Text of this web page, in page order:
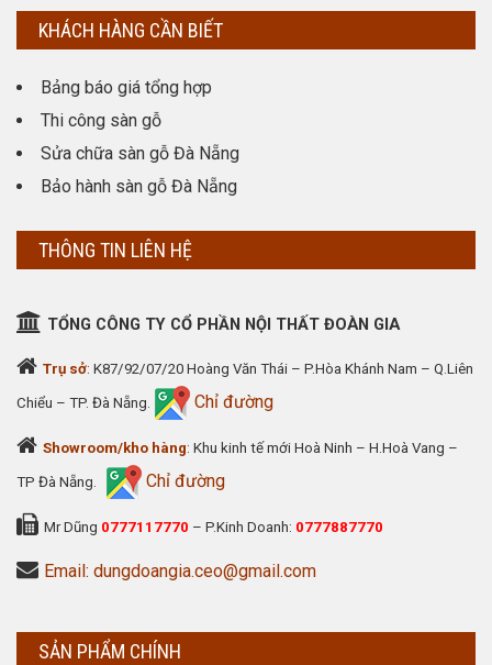
KHÁCH HÀNG CẦN BIẾT
Bảng báo giá tổng hợp
Thi công sàn gỗ
Sửa chữa sàn gỗ Đà Nẵng
Bảo hành sàn gỗ Đà Nẵng
THÔNG TIN LIÊN HỆ
TỔNG CÔNG TY CỔ PHẦN NỘI THẤT ĐOÀN GIA
Trụ sở: K87/92/07/20 Hoàng Văn Thái – P.Hòa Khánh Nam – Q.Liên
Chiểu – TP. Đà Nẵng. Chỉ đường
Showroom/kho hàng: Khu kinh tế mới Hoà Ninh – H.Hoà Vang –
TP Đà Nẵng. Chỉ đường
Mr Dũng 0777117770 – P.Kinh Doanh: 0777887770
Email: dungdoangia.ceo@gmail.com
SẢN PHẨM CHÍNH